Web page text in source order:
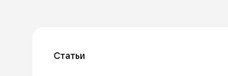
Статьи